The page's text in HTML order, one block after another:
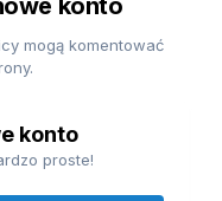
konto
mogą komentować
konto
proste!